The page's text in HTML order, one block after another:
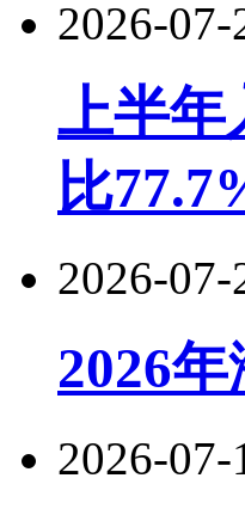
2026-07-
上半年
比
2026-07-
2026
2026-07-